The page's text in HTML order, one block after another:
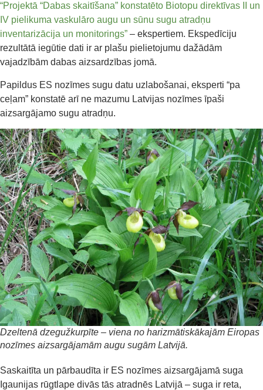
“Projektā “Dabas skaitīšana” konstatēto Biotopu direktīvas II un
IV pielikuma vaskulāro augu un sūnu sugu atradņu
inventarizācija un monitorings” – ekspertiem. Ekspedīciju
rezultātā iegūtie dati ir ar plašu pielietojumu dažādām
vajadzībām dabas aizsardzības jomā.
Papildus ES nozīmes sugu datu uzlabošanai, eksperti “pa
ceļam” konstatē arī ne mazumu Latvijas nozīmes īpaši
aizsargājamo sugu atradņu.
Dzeltenā dzegužkurpīte – viena no harizmātiskākajām Eiropas
nozīmes aizsargājamām augu sugām Latvijā.
Saskaitīta un pārbaudīta ir ES nozīmes aizsargājamā suga
Igaunijas rūgtlape divās tās atradnēs Latvijā – suga ir reta,